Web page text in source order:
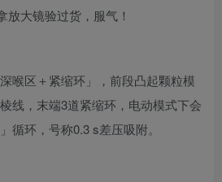
放大镜验过货，服气！
喉区＋紧缩环」，前段凸起颗粒模
线，末端3道紧缩环，电动模式下会
循环，号称0.3 s差压吸附。